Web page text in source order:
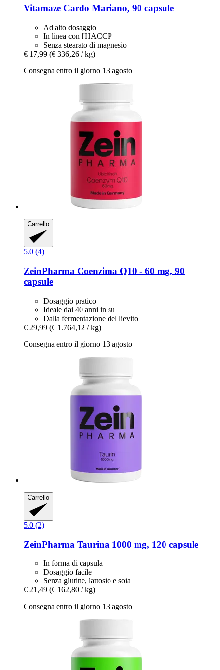
Vitamaze Cardo Mariano, 90 capsule
Ad alto dosaggio
In linea con l'HACCP
Senza stearato di magnesio
€ 17,99 (€ 336,26 / kg)
Consegna entro il giorno 13 agosto
Carrello
5.0 (4)
ZeinPharma Coenzima Q10 -​ 60 mg, 90
capsule
Dosaggio pratico
Ideale dai 40 anni in su
Dalla fermentazione del lievito
€ 29,99 (€ 1.764,12 / kg)
Consegna entro il giorno 13 agosto
Carrello
5.0 (2)
ZeinPharma Taurina 1000 mg, 120 capsule
In forma di capsula
Dosaggio facile
Senza glutine, lattosio e soia
€ 21,49 (€ 162,80 / kg)
Consegna entro il giorno 13 agosto